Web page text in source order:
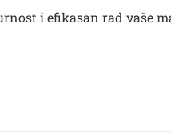
i efikasan rad vaše